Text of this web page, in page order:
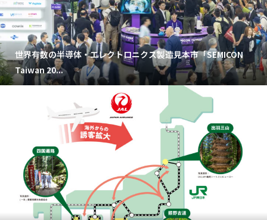
世界有数の半導体・エレクトロニクス製造見本市「SEMICON
Taiwan 20...